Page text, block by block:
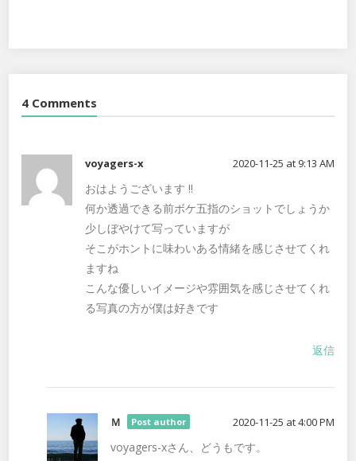
4 Comments
voyagers-x 2020-11-25 at 9:13 AM
おはようございます ‼️
何か透過できる前ボケ五指のショットでしょうか
少しぼやけて写っていますが
そこがホントに味わいある情緒を感じさせてくれ
ますね
こんな優しいイメージや雰囲気を感じさせてくれ
る写真の方が僕は好きです
返信
Ｍ Post author 2020-11-25 at 4:00 PM
voyagers-xさん、どうもです。